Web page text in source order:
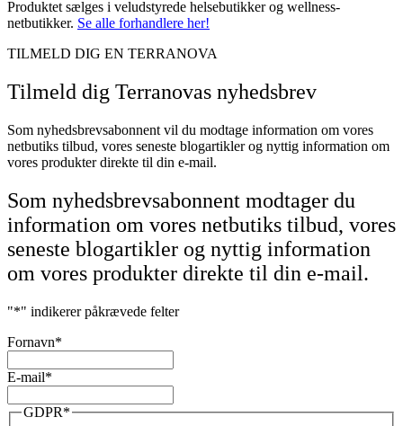
Produktet sælges i veludstyrede helsebutikker og wellness-
netbutikker. Se alle forhandlere her!
TILMELD DIG EN TERRANOVA
Tilmeld dig Terranovas nyhedsbrev
Som nyhedsbrevsabonnent vil du modtage information om vores
netbutiks tilbud, vores seneste blogartikler og nyttig information om
vores produkter direkte til din e-mail.
Som nyhedsbrevsabonnent modtager du
information om vores netbutiks tilbud, vores
seneste blogartikler og nyttig information
om vores produkter direkte til din e-mail.
"*" indikerer påkrævede felter
Fornavn*
E-mail*
GDPR*